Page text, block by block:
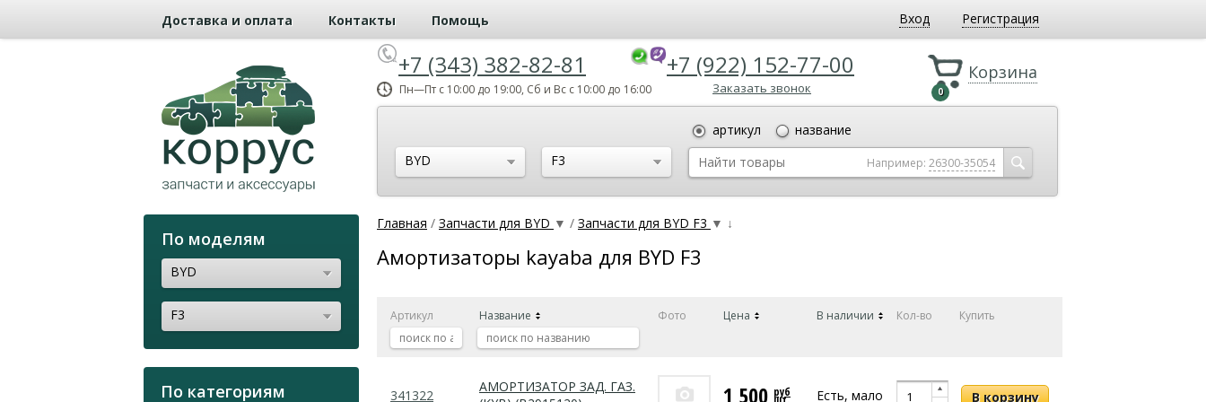
Доставка и оплата Контакты Помощь Вход Регистрация
Корзина
0
+7 (343) 382-82-81 +7 (922) 152-77-00
Пн—Пт с 10:00 до 19:00, Сб и Вс с 10:00 до 16:00 Заказать звонок
BYD F3
артикул название
Например: 26300-35054
По моделям
BYD
F3
По категориям
Главная / Запчасти для BYD ▼ / Запчасти для BYD F3 ▼ ↓
Амортизаторы kayaba для BYD F3
Артикул Название Фото Цена В наличии Кол-во Купить
341322
АМОРТИЗАТОР ЗАД. ГАЗ.
1 500 руб Есть, мало